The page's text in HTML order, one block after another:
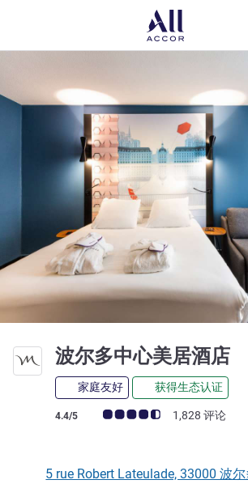
波尔多中心美居酒店
家庭友好 获得生态认证
客户意见评级 (ALL 评级)
4.4/5 1,828 评论
5 rue Robert Lateulade, 33000 波尔